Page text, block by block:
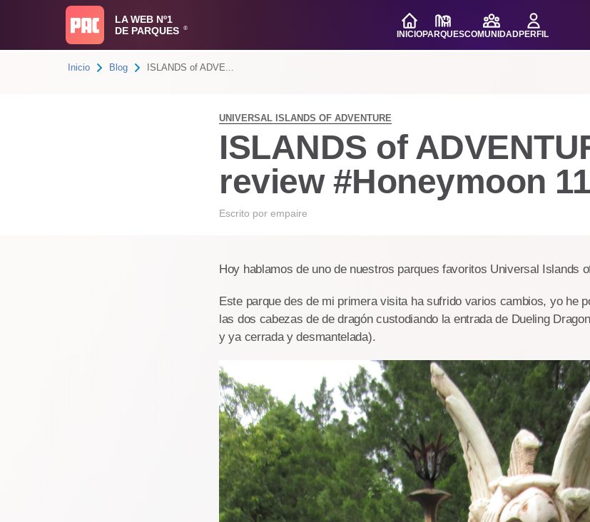
LA WEB Nº1
DE PARQUES
®
INICIOPARQUESCOMUNIDADPERFIL
Inicio Blog ISLANDS of ADVE...
UNIVERSAL ISLANDS OF ADVENTURE
ISLANDS of
review #Honeymoon 11
Escrito por empaire
Hoy hablamos de uno de nuestros parques favoritos Universal Islands
Este parque des de mi primera visita ha sufrido varios cambios, yo he
las dos cabezas de de dragón custodiando la entrada de Dueling
y ya cerrada y desmantelada).